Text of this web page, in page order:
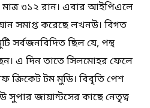
মাত্র ৩১২ রান। এবার আইপিএলে
সমাপ্ত করেছে লখনউ। বিগত
সর্বজনবিদিত ছিল যে, পন্থ
এ দিন তাতে সিলমোহর ফেলে
ক্রিকেট টম মুডি। বিবৃতি পেশ
জায়ান্টসের কাছে নেতৃত্ব